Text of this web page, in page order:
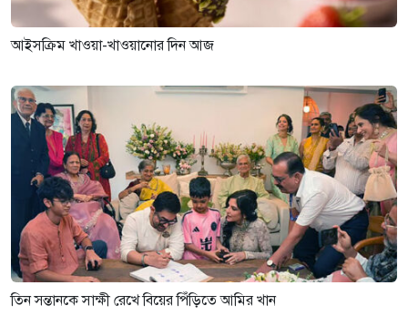
আইসক্রিম খাওয়া-খাওয়ানোর দিন আজ
তিন সন্তানকে সাক্ষী রেখে বিয়ের পিঁড়িতে আমির খান